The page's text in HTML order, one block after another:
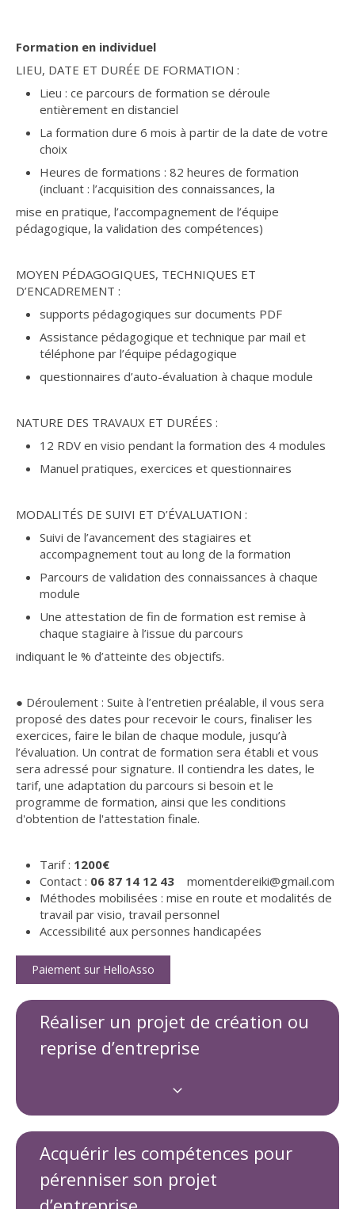
Formation en individuel
LIEU, DATE ET DURÉE DE FORMATION :
Lieu : ce parcours de formation se déroule
entièrement en distanciel
La formation dure 6 mois à partir de la date de votre
choix
Heures de formations : 82 heures de formation
(incluant : l’acquisition des connaissances, la
mise en pratique, l’accompagnement de l’équipe
pédagogique, la validation des compétences)
MOYEN PÉDAGOGIQUES, TECHNIQUES ET
D’ENCADREMENT :
supports pédagogiques sur documents PDF
Assistance pédagogique et technique par mail et
téléphone par l’équipe pédagogique
questionnaires d’auto-évaluation à chaque module
NATURE DES TRAVAUX ET DURÉES :
12 RDV en visio pendant la formation des 4 modules
Manuel pratiques, exercices et questionnaires
MODALITÉS DE SUIVI ET D’ÉVALUATION :
Suivi de l’avancement des stagiaires et
accompagnement tout au long de la formation
Parcours de validation des connaissances à chaque
module
Une attestation de fin de formation est remise à
chaque stagiaire à l’issue du parcours
indiquant le % d’atteinte des objectifs.
● Déroulement : Suite à l’entretien préalable, il vous sera
proposé des dates pour recevoir le cours, finaliser les
exercices, faire le bilan de chaque module, jusqu’à
l’évaluation. Un contrat de formation sera établi et vous
sera adressé pour signature. Il contiendra les dates, le
tarif, une adaptation du parcours si besoin et le
programme de formation, ainsi que les conditions
d'obtention de l'attestation finale.
Tarif : 1200€
Contact : 06 87 14 12 43 momentdereiki@gmail.com
Méthodes mobilisées : mise en route et modalités de
travail par visio, travail personnel
Accessibilité aux personnes handicapées
Paiement sur HelloAsso
Réaliser un projet de création ou
reprise d’entreprise
Acquérir les compétences pour
pérenniser son projet